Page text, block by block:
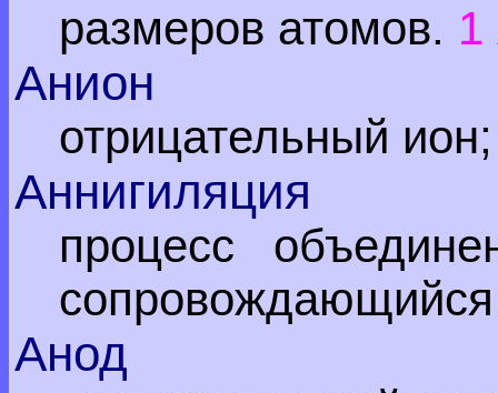
размеров атомов. 1
Анион
отрицательный
Аннигиляция
процесс
Анод